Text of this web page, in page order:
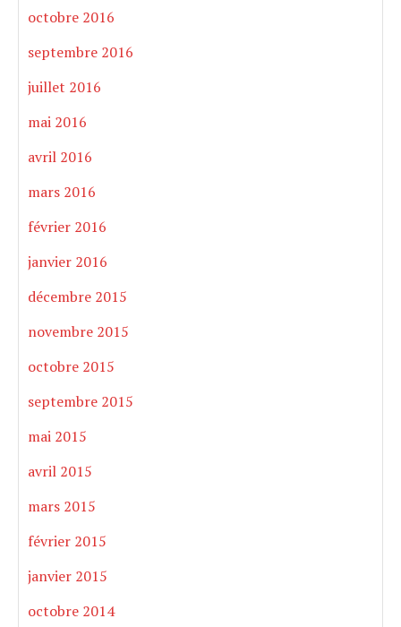
octobre 2016
septembre 2016
juillet 2016
mai 2016
avril 2016
mars 2016
février 2016
janvier 2016
décembre 2015
novembre 2015
octobre 2015
septembre 2015
mai 2015
avril 2015
mars 2015
février 2015
janvier 2015
octobre 2014